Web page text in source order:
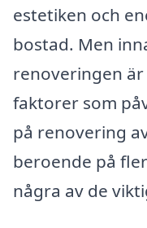
estetiken och
bostad. Men
renoveringen
faktorer som
på renovering
beroende på
några av de